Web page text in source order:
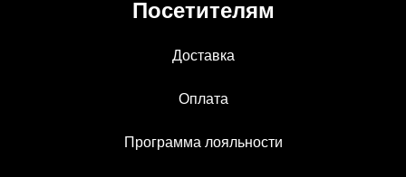
Посетителям
Доставка
Оплата
Программа лояльности